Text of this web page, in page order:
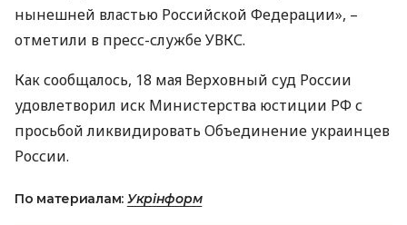
нынешней властью Российской Федерации», –
отметили в пресс-службеУВКС.
Как сообщалось, 18 мая Верховный суд России
удовлетворил иск Министерства юстиции РФ с
просьбой ликвидировать Объединение украинцев
России.
По материалам: Укрінформ